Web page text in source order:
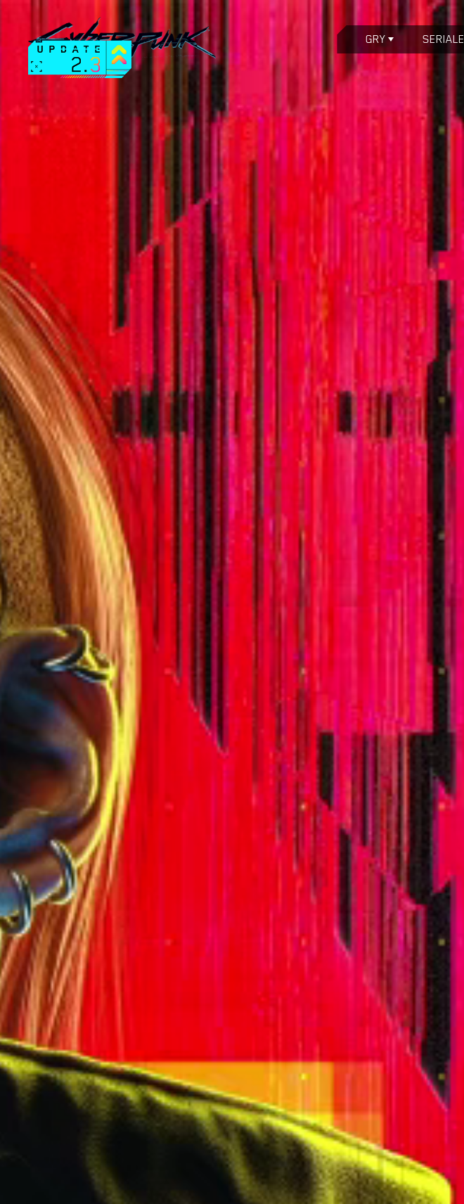
GRY SERIALE